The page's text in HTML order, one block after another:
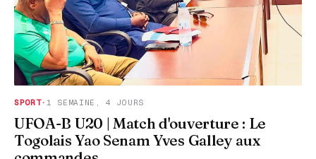
SPORT·1 SEMAINE, 4 JOURS
UFOA-B U20 | Match d'ouverture : Le
Togolais Yao Senam Yves Galley aux